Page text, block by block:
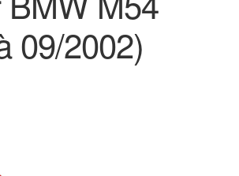
09/2002)